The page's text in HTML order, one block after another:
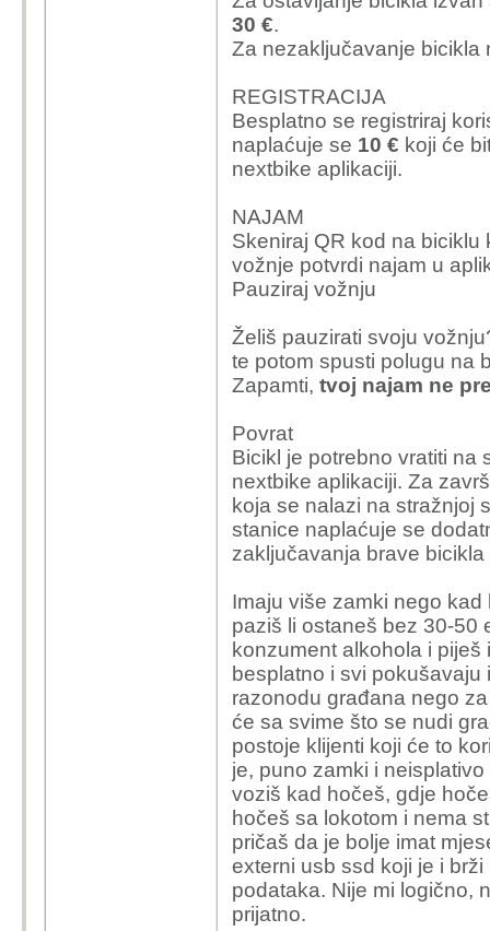
Kolko tolko razumljivo, ali
italia, zadihan itd
.
Ima neki gušt u tome,
se polako doma na
samo zalegneš u
zgrade.
bicikala jeftino,
Hrža daje svoje
predstavlja
rupu, a realno za
sati, cijena 6
imaš montić,
godina.
To ti je kao da ja kažem da
troškovima rent a car firme
u istom tonu, niđe veze sa
voziti na servis,
za drzati ga (sto
njega ko oko u glavi
sve u svemu. A Bajs
pretplata je 30 EUR -
za cijenu nekog
biciklisticku
30 €.
Za nezaključavanje
REGISTRACIJA
Besplatno se registriraj
naplaćuje se 10 € koji će
nextbike aplikaciji.
NAJAM
Skeniraj QR kod na
vožnje potvrdi najam u
Pauziraj vožnju
Želiš pauzirati svoju
te potom spusti polugu na
Zapamti, tvoj najam ne
Povrat
Bicikl je potrebno vratiti na
nextbike aplikaciji. Za
koja se nalazi na stražnjoj
stanice naplaćuje se
zaključavanja brave
Imaju više zamki nego
paziš li ostaneš bez 30-50
konzument alkohola i
besplatno i svi
razonodu građana nego
će sa svime što se nudi
postoje klijenti koji će to
je, puno zamki i
voziš kad hočeš, gdje
hočeš sa lokotom i nema
pričaš da je bolje imat
externi usb ssd koji je i
podataka. Nije mi logično,
prijatno.